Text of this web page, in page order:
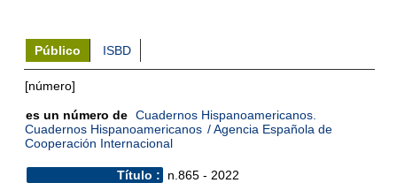
Público ISBD
[número]
es un número de Cuadernos Hispanoamericanos.
Cuadernos Hispanoamericanos / Agencia Española de
Cooperación Internacional
Título :
n.865 - 2022